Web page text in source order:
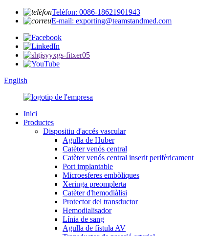
Telèfon: 0086-18621901943
E-mail: exporting@teamstandmed.com
English
Inici
Productes
Dispositiu d'accés vascular
Agulla de Huber
Catèter venós central
Catèter venós central inserit perifèricament
Port implantable
Microesferes embòliques
Xeringa preomplerta
Catèter d'hemodiàlisi
Protector del transductor
Hemodialisador
Línia de sang
Agulla de fístula AV